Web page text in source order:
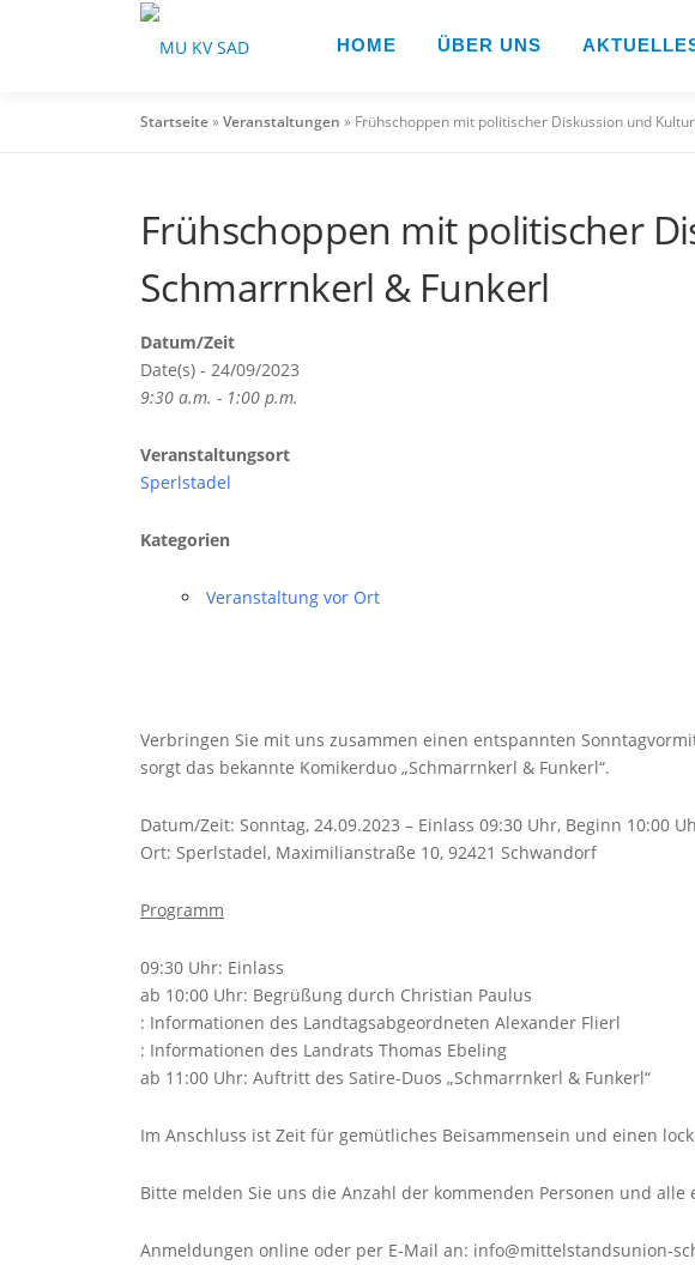
HOME ÜBER UNS
Startseite»Veranstaltungen » Frühschoppen mit politischer Diskussion und
Frühschoppen mit politischer
Schmarrnkerl & Funkerl
Datum/Zeit
Date(s) - 24/09/2023
9:30 a.m. - 1:00 p.m.
Veranstaltungsort
Sperlstadel
Kategorien
Veranstaltung vor Ort
Verbringen Sie mit uns zusammen einen entspannten
sorgt das bekannte Komikerduo „Schmarrnkerl & Funkerl“.
Datum/Zeit: Sonntag, 24.09.2023 – Einlass 09:30 Uhr, Beginn 10:00
Ort: Sperlstadel, Maximilianstraße 10, 92421 Schwandorf
Programm
09:30 Uhr: Einlass
ab 10:00 Uhr: Begrüßung durch Christian Paulus
: Informationen des Landtagsabgeordneten Alexander Flierl
: Informationen des Landrats Thomas Ebeling
ab 11:00 Uhr: Auftritt des Satire-Duos „Schmarrnkerl & Funkerl“
Im Anschluss ist Zeit für gemütliches Beisammensein und einen
Bitte melden Sie uns die Anzahl der kommenden Personen und
Anmeldungen online oder per E-Mail an: info@mittelstandsunion-